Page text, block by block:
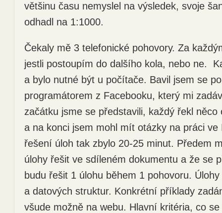
většinu času nemyslel na výsledek, svoje
odhadl na 1:1000.
Čekaly mě 3 telefonické pohovory. Za
jestli postoupím do dalšího kola, nebo ne.
a bylo nutné být u počítače. Bavil jsem se
programátorem z Facebooku, který mi
začátku jsme se představili, každý řekl
a na konci jsem mohl mít otázky na práci ve
řešení úloh tak zbylo 20-25 minut. Předem
úlohy řešit ve sdíleném dokumentu a že se
budu řešit 1 úlohu během 1 pohovoru.
a datových struktur. Konkrétní příklady
všude možně na webu. Hlavní kritéria, co